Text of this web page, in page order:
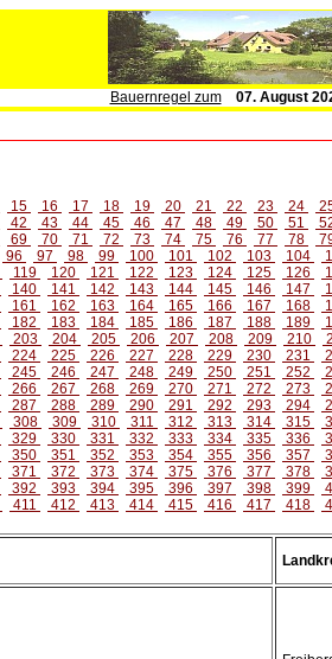
Bauernregel zum
07. August
15 16 17 18 19 20 21 22 23 24
42 43 44 45 46 47 48 49 50 51
69 70 71 72 73 74 75 76 77 78
96 97 98 99 100 101 102 103 104
119 120 121 122 123 124 125 126
140 141 142 143 144 145 146 147
161 162 163 164 165 166 167 168
182 183 184 185 186 187 188 189
203 204 205 206 207 208 209 210
224 225 226 227 228 229 230 231
245 246 247 248 249 250 251 252
266 267 268 269 270 271 272 273
287 288 289 290 291 292 293 294
308 309 310 311 312 313 314 315
329 330 331 332 333 334 335 336
350 351 352 353 354 355 356 357
371 372 373 374 375 376 377 378
392 393 394 395 396 397 398 399
411 412 413 414 415 416 417 418